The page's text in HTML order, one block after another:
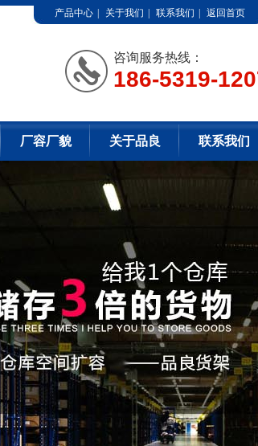
产品中心 关于我们 联系我们 返回首页
咨询服务热线：
186-5319-
厂容厂貌 关于品良 联系我们